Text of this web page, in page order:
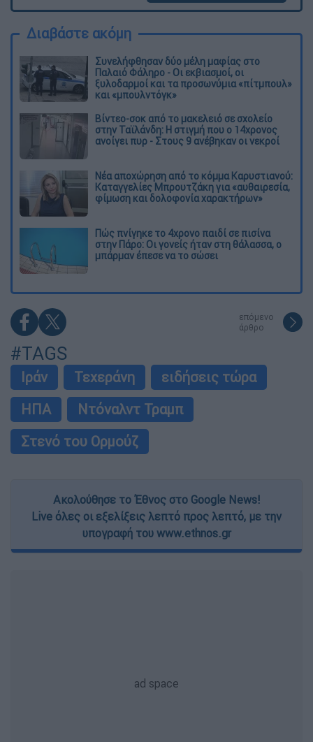
Διαβάστε ακόμη
Συνελήφθησαν δύο μέλη μαφίας στο
Παλαιό Φάληρο - Οι εκβιασμοί, οι
ξυλοδαρμοί και τα προσωνύμια «πίτμπουλ»
και «μπουλντόγκ»
Βίντεο-σοκ από το μακελειό σε σχολείο
στην Ταϊλάνδη: Η στιγμή που ο 14χρονος
ανοίγει πυρ - Στους 9 ανέβηκαν οι νεκροί
Νέα αποχώρηση από το κόμμα Καρυστιανού:
Καταγγελίες Μπρουτζάκη για «αυθαιρεσία,
φίμωση και δολοφονία χαρακτήρων»
Πώς πνίγηκε το 4χρονο παιδί σε πισίνα
στην Πάρο: Οι γονείς ήταν στη θάλασσα, ο
μπάρμαν έπεσε να το σώσει
επόμενο
άρθρο
#TAGS
Ιράν Τεχεράνη
ειδήσεις τώρα
ΗΠΑ
Ντόναλντ Τραμπ
Στενό του Ορμούζ
Ακολούθησε το Έθνος στο Google News!
Live όλες οι εξελίξεις λεπτό προς λεπτό, με την
υπογραφή του www.ethnos.gr